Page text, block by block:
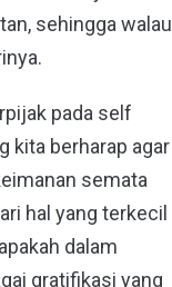
sehingga walau
pada self
kita berharap agar
semata
hal yang terkecil
dalam
gratifikasi yang